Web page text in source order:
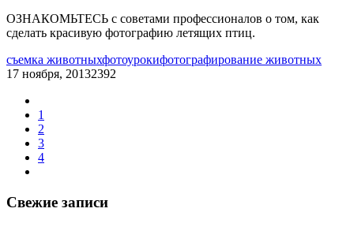
ОЗНАКОМЬТЕСЬ с советами профессионалов о том, как
сделать красивую фотографию летящих птиц.
съемка животныхфотоурокифотографирование животных
17 ноября, 20132392
1
2
3
4
Свежие записи